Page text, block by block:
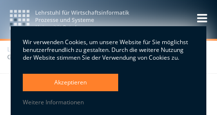
Wir verwenden Cookies, um unsere Website für Sie möglichst
benutzerfreundlich zu gestalten. Durch die weitere Nutzung
der Website stimmen Sie der Verwendung von Cookies zu.
Akzeptieren
Weitere Informationen
Lehrstuhl>LSWI>Blog>Neue Auflage: "ERP-Systeme" von Norbert
Gronau
28.11.2025
Smart City Potsdam: Wie